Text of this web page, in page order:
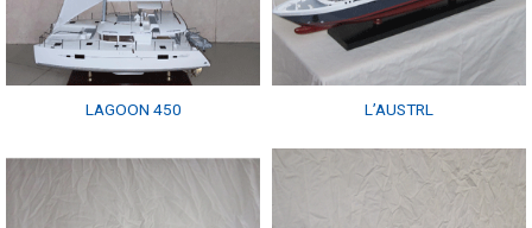
LAGOON 450 L’AUSTRL